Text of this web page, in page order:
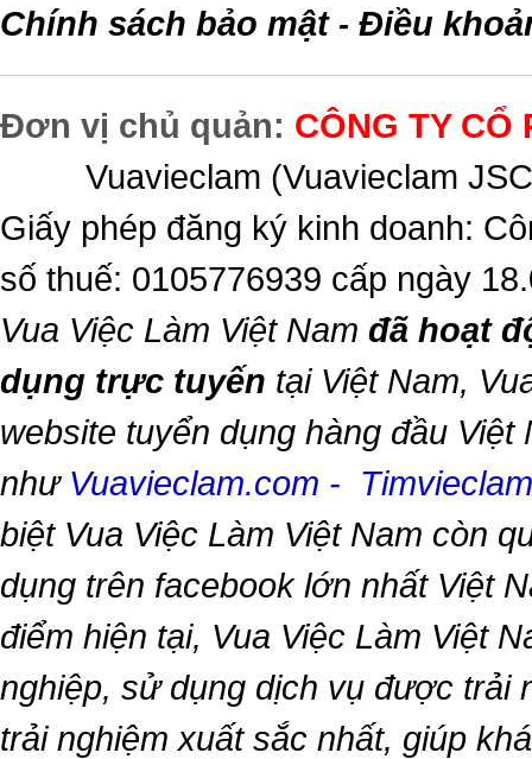
Chính sách bảo mật- Điều
Đơn vị chủ quản: CÔNG TY CỔ
Vuavieclam (Vuavieclam
Giấy phép đăng ký kinh doanh:
số thuế: 0105776939 cấp ngày
Vua Việc Làm Việt Nam đã hoạt
dụng trực tuyến tại Việt Nam,
website tuyển dụng hàng đầu Việt
như Vuavieclam.com -
biệt Vua Việc Làm Việt Nam còn
dụng trên facebook lớn nhất Việt
điểm hiện tại, Vua Việc Làm Việt
nghiệp, sử dụng dịch vụ được trải
trải nghiệm xuất sắc nhất, giúp